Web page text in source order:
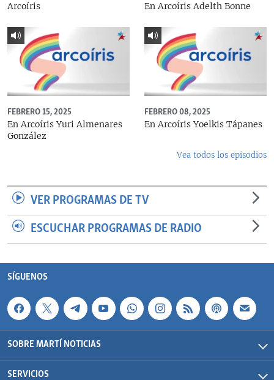
Arcoíris
En Arcoíris Adelth Bonne
FEBRERO 15, 2025
En Arcoíris Yuri Almenares
González
FEBRERO 08, 2025
En Arcoíris Yoelkis Tápanes
Vea todos los episodios
VER PROGRAMAS DE TV
ESCUCHAR PROGRAMAS DE RADIO
SÍGUENOS
SOBRE MARTÍ NOTICIAS
SERVICIOS